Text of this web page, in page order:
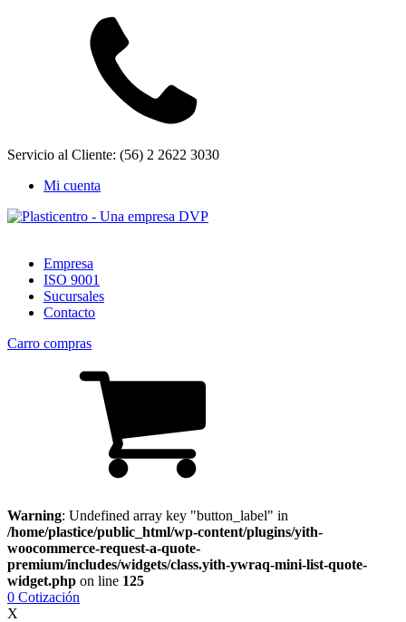
Servicio al Cliente: (56) 2 2622 3030
Mi cuenta
Empresa
ISO 9001
Sucursales
Contacto
Carro compras
Warning: Undefined array key "button_label" in
/home/plastice/public_html/wp-content/plugins/yith-
woocommerce-request-a-quote-
premium/includes/widgets/class.yith-ywraq-mini-list-quote-
widget.php on line 125
0 Cotización
X